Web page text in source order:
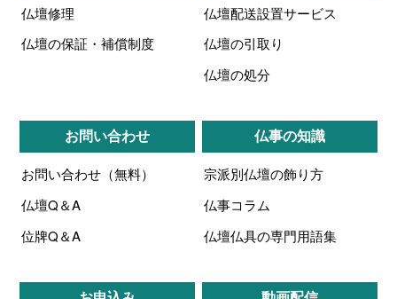
仏壇修理
仏壇の保証・補償制度
仏壇配送設置サービス
仏壇の引取り
仏壇の処分
お問い合わせ
お問い合わせ（無料）
仏壇Q＆A
位牌Q＆A
仏事の知識
宗派別仏壇の飾り方
仏事コラム
仏壇仏具の専門用語集